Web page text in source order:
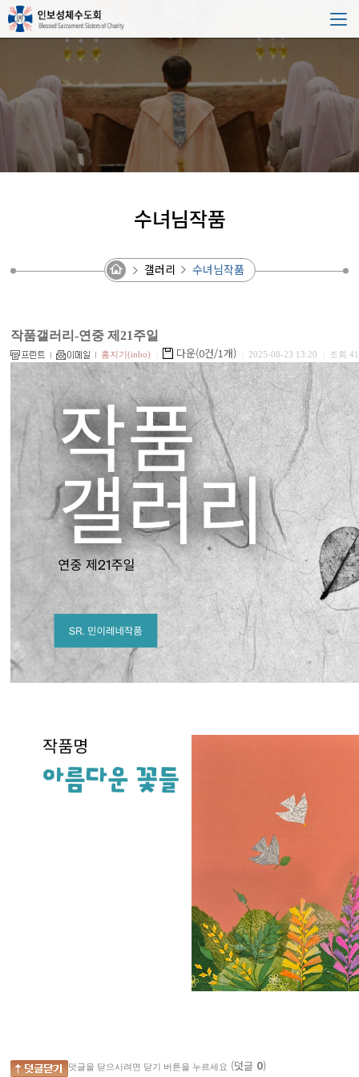
수녀님작품
갤러리 수녀님작품
작품갤러리-연중 제21주일
홈지기(inbo) 다운(0건/1개) 2025-08-23 13:20 조회
덧글을 닫으시려면 닫기 버튼을 누르세요 (덧글 0)